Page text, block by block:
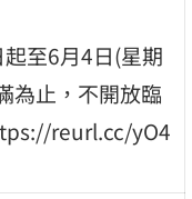
至6月4日(星期
為止，不開放臨
reurl.cc/yO4